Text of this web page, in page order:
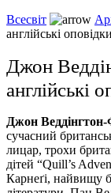
Всесвіт
англійські оповідки
Джон
англійські
Джон Веддінгтон-
сучасний
лицар, трохи
дітей “Quill’s
Карнеґі, найвищу